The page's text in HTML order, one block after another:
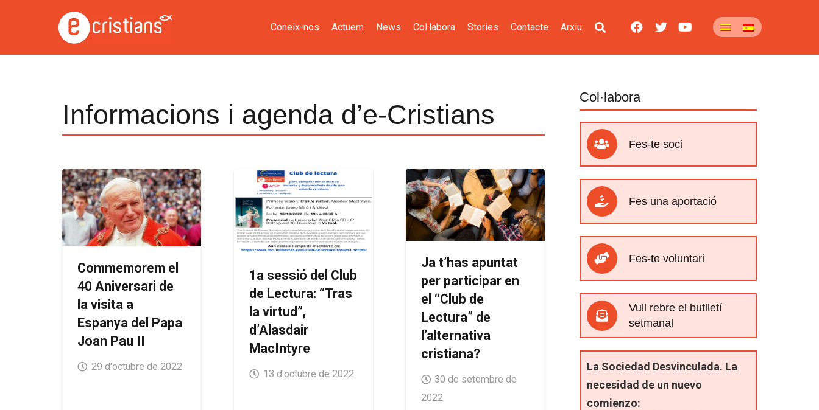
Coneix-nos Actuem News Col·labora Stories Contacte Arxiu
Informacions i agenda d’e-Cristians
Commemorem el
40 Aniversari de
la visita a
Espanya del Papa
Joan Pau II
29 d'octubre de 2022
1a sessió del Club
de Lectura: “Tras
la virtud”,
d’Alasdair
MacIntyre
13 d'octubre de 2022
Ja t’has apuntat
per participar en
el “Club de
Lectura” de
l’alternativa
cristiana?
30 de setembre de
2022
Col·labora
Fes-te soci
Fes una aportació
Fes-te voluntari
Vull rebre el butlletí
setmanal
La Sociedad Desvinculada. La
necesidad de un nuevo
comienzo: